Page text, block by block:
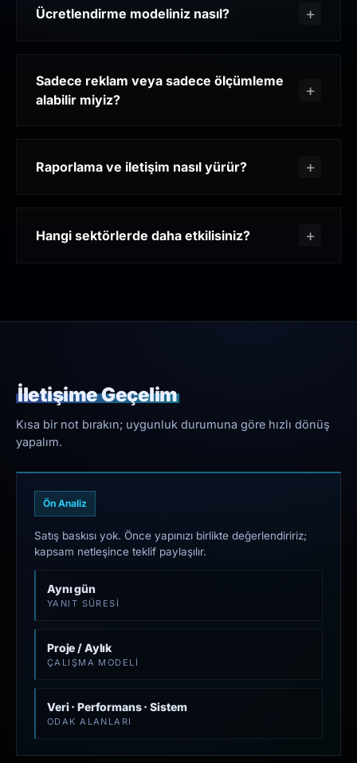
Ücretlendirme modeliniz nasıl?
Sadece reklam veya sadece ölçümleme
alabilir miyiz?
Raporlama ve iletişim nasıl yürür?
Hangi sektörlerde daha etkilisiniz?
İletişime Geçelim
Kısa bir not bırakın; uygunluk durumuna göre hızlı dönüş
yapalım.
Ön Analiz
Satış baskısı yok. Önce yapınızı birlikte değerlendiririz;
kapsam netleşince teklif paylaşılır.
Aynı gün
YANIT SÜRESI
Proje / Aylık
ÇALIŞMA MODELI
Veri · Performans · Sistem
ODAK ALANLARI